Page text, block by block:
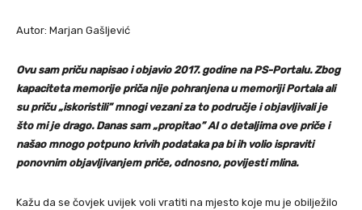
Autor: Marjan Gašljević
Ovu sam priču napisao i objavio 2017. godine na PS-Portalu. Zbog
kapaciteta memorije priča nije pohranjena u memoriji Portala ali
su priču „iskoristili” mnogi vezani za to područje i objavljivali je
što mi je drago. Danas sam „propitao” AI o detaljima ove priče i
našao mnogo potpuno krivih podataka pa bi ih volio ispraviti
ponovnim objavljivanjem priče, odnosno, povijesti mlina.
Kažu da se čovjek uvijek voli vratiti na mjesto koje mu je obilježilo